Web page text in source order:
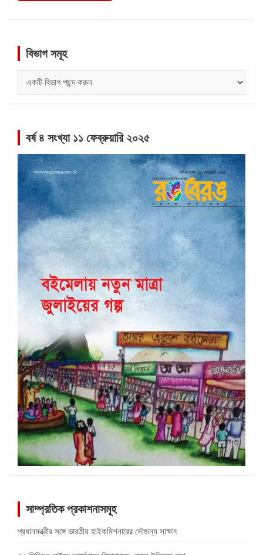
বিভাগ সমূহ
সমূহ
বর্ষ ৪ সংখ্যা ১১ ফেব্রুয়ারি ২০২৫
সাম্প্রতিক প্রকাশনাসমূহ
প্রধানমন্ত্রীর সঙ্গে ভারতীয় হাইকমিশনারের সৌজন্য সাক্ষাৎ